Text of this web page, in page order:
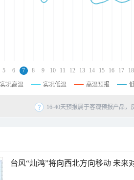
5 6 7 8 9 10 11 12 13 14 15 16 17 18
实况高温 实况低温 高温预报
16-40天预报属于客观预报产品
台风“灿鸿”将向西北方向移动 未来